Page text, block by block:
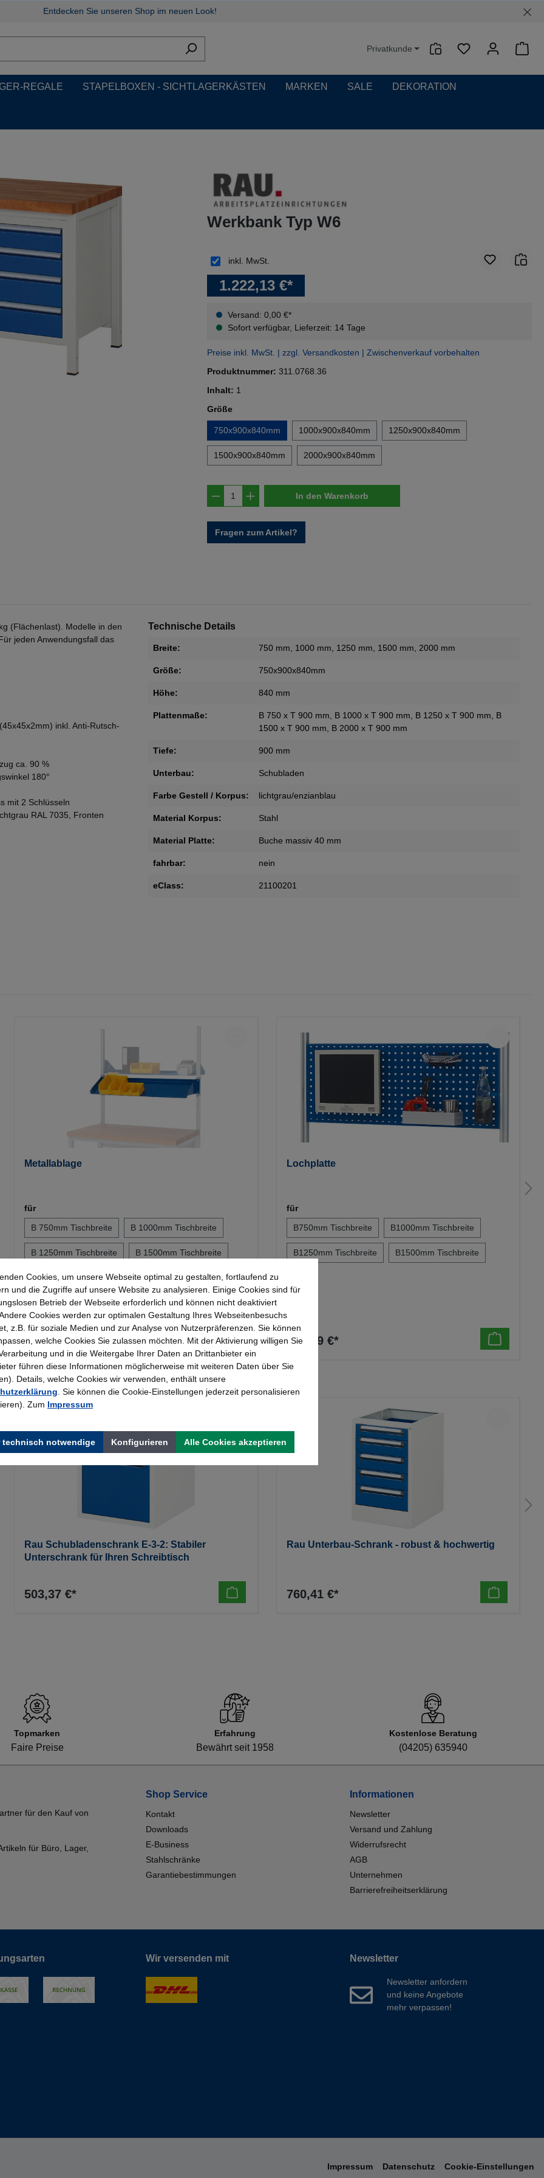
Entdecken Sie unseren Shop im neuen Look!
Privatkunde
REGALE STAPELBOXEN - SICHTLAGERKÄSTEN MARKEN SALE DEKORATION
Werkbank Typ W6
1.222,13 €*
Versand: 0,00 €*
Sofort verfügbar, Lieferzeit: 14 Tage
inkl. MwSt.
Preise inkl. MwSt. | zzgl. Versandkosten | Zwischenverkauf vorbehalten
Produktnummer: 311.0768.36
Inhalt: 1
Größeauswählen
750x900x840mm 1000x900x840mm 1250x900x840mm
1500x900x840mm 2000x900x840mm
Produkt Anzahl: Gib den gewünschten Wert ein
In den Warenkorb
Fragen zum Artikel?
(Flächenlast). Modelle in den
jeden Anwendungsfall das
inkl. Anti-Rutsch-
ca. 90 %
180°
mit 2 Schlüsseln
RAL 7035, Fronten
Technische Details
Breite: 750 mm, 1000 mm, 1250 mm, 1500 mm, 2000 mm
Größe: 750x900x840mm
Höhe: 840 mm
Plattenmaße: B 750 x T 900 mm, B 1000 x T 900 mm, B 1250 x T 900 mm, B
1500 x T 900 mm, B 2000 x T 900 mm
Tiefe: 900 mm
Unterbau: Schubladen
Farbe Gestell / Korpus: lichtgrau/enzianblau
Material Korpus: Stahl
Material Platte: Buche massiv 40 mm
fahrbar: nein
eClass: 21100201
Metallablage
für
B 750mm Tischbreite
B 1000mm Tischbreite
B 1250mm Tischbreite B 1500mm Tischbreite
+1
139,23 €*
Lochplatte
für
B750mm Tischbreite
B1000mm Tischbreite
B1250mm Tischbreite B1500mm Tischbreite
137,09 €*
Rau Schubladenschrank E-3-2: Stabiler
Unterschrank für Ihren Schreibtisch
503,37 €*
Rau Unterbau-Schrank - robust & hochwertig
760,41 €*
Topmarken
Faire Preise
Erfahrung
Bewährt seit 1958
Kostenlose Beratung
(04205) 635940
für den Kauf von
für Büro, Lager,
Shop Service
Kontakt
Downloads
E-Business
Stahlschränke
Garantiebestimmungen
Informationen
Newsletter
Versand und Zahlung
Widerrufsrecht
AGB
Unternehmen
Barrierefreiheitserklärung
Wir versenden mit Newsletter
Newsletter anfordern
und keine Angebote
mehr verpassen!
Impressum Datenschutz Cookie-Einstellungen
Cookies, um unsere Webseite optimal zu gestalten, fortlaufend zu
und die Zugriffe auf unsere Website zu analysieren. Einige Cookies sind für
Betrieb der Webseite erforderlich und können nicht deaktiviert
Cookies werden zur optimalen Gestaltung Ihres Webseitenbesuchs
z.B. für soziale Medien und zur Analyse von Nutzerpräferenzen. Sie können
welche Cookies Sie zulassen möchten. Mit der Aktivierung willigen Sie
und in die Weitergabe Ihrer Daten an Drittanbieter ein
führen diese Informationen möglicherweise mit weiteren Daten über Sie
Details, welche Cookies wir verwenden, enthält unsere
. Sie können die Cookie-Einstellungen jederzeit personalisieren
Zum Impressum
technisch notwendige Konfigurieren Alle Cookies akzeptieren